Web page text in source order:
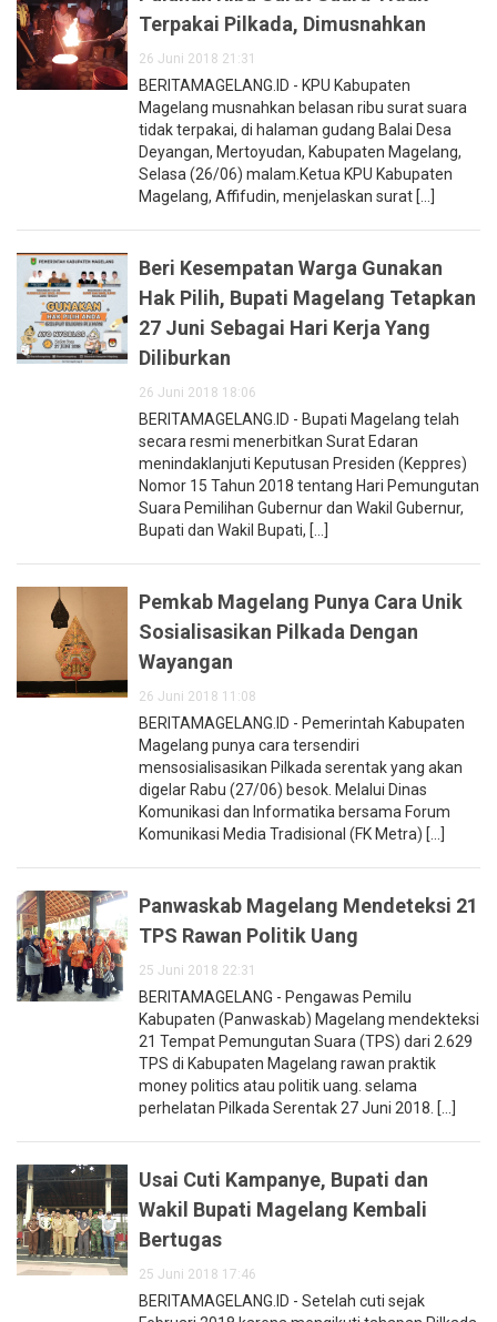
Terpakai Pilkada, Dimusnahkan
26 Juni 2018 21:31
BERITAMAGELANG.ID - KPU Kabupaten
Magelang musnahkan belasan ribu surat suara
tidak terpakai, di halaman gudang Balai Desa
Deyangan, Mertoyudan, Kabupaten Magelang,
Selasa (26/06) malam.Ketua KPU Kabupaten
Magelang, Affifudin, menjelaskan surat [...]
Beri Kesempatan Warga Gunakan
Hak Pilih, Bupati Magelang Tetapkan
27 Juni Sebagai Hari Kerja Yang
Diliburkan
26 Juni 2018 18:06
BERITAMAGELANG.ID - Bupati Magelang telah
secara resmi menerbitkan Surat Edaran
menindaklanjuti Keputusan Presiden (Keppres)
Nomor 15 Tahun 2018 tentang Hari Pemungutan
Suara Pemilihan Gubernur dan Wakil Gubernur,
Bupati dan Wakil Bupati, [...]
Pemkab Magelang Punya Cara Unik
Sosialisasikan Pilkada Dengan
Wayangan
26 Juni 2018 11:08
BERITAMAGELANG.ID - Pemerintah Kabupaten
Magelang punya cara tersendiri
mensosialisasikan Pilkada serentak yang akan
digelar Rabu (27/06) besok. Melalui Dinas
Komunikasi dan Informatika bersama Forum
Komunikasi Media Tradisional (FK Metra) [...]
Panwaskab Magelang Mendeteksi 21
TPS Rawan Politik Uang
25 Juni 2018 22:31
BERITAMAGELANG - Pengawas Pemilu
Kabupaten (Panwaskab) Magelang mendekteksi
21 Tempat Pemungutan Suara (TPS) dari 2.629
TPS di Kabupaten Magelang rawan praktik
money politics atau politik uang. selama
perhelatan Pilkada Serentak 27 Juni 2018. [...]
Usai Cuti Kampanye, Bupati dan
Wakil Bupati Magelang Kembali
Bertugas
25 Juni 2018 17:46
BERITAMAGELANG.ID - Setelah cuti sejak